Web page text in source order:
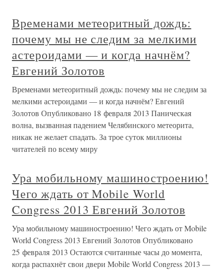
Временами метеоритный дождь:
почему мы не следим за мелкими
астероидами — и когда начнём?
Евгений Золотов
Временами метеоритный дождь: почему мы не следим за
мелкими астероидами — и когда начнём? Евгений
Золотов Опубликовано 18 февраля 2013 Паническая
волна, вызванная падением Челябинского метеорита,
никак не желает спадать. За трое суток миллионы
читателей по всему миру
Ура мобильному машиностроению!
Чего ждать от Mobile World
Congress 2013 Евгений Золотов
Ура мобильному машиностроению! Чего ждать от Mobile
World Congress 2013 Евгений Золотов Опубликовано
25 февраля 2013 Остаются считанные часы до момента,
когда распахнёт свои двери Mobile World Congress 2013 —